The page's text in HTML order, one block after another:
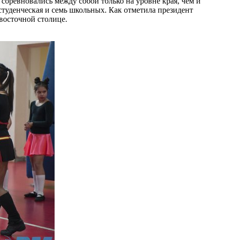
и семь школьных. Как отметила президент
столице.